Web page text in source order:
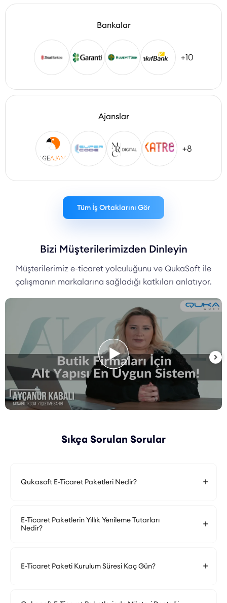
Bankalar
+10
Ajanslar
+8
Tüm İş Ortaklarını Gör
Bizi Müşterilerimizden Dinleyin
Müşterilerimiz e-ticaret yolculuğunu ve QukaSoft ile
çalışmanın markalarına sağladığı katkıları anlatıyor.
Sıkça Sorulan Sorular
Qukasoft E-Ticaret Paketleri Nedir?
E-Ticaret Paketlerin Yıllık Yenileme Tutarları
Nedir?
E-Ticaret Paketi Kurulum Süresi Kaç Gün?